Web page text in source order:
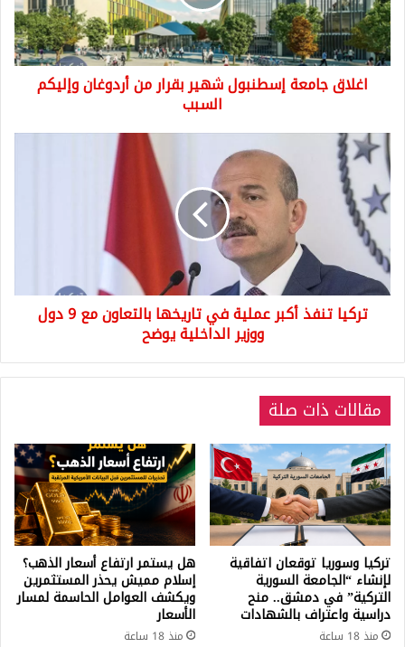
من
أردوغان
وإليكم
السبب
اغلاق جامعة إسطنبول شهير بقرار من أردوغان وإليكم
السبب
تركيا
تنفذ
أكبر
عملية
في
تاريخها
بالتعاون
مع
9
يوضح
تركيا تنفذ أكبر عملية في تاريخها بالتعاون مع 9 دول
ووزير الداخلية يوضح
مقالات ذات صلة
تركيا وسوريا توقعان اتفاقية
لإنشاء “الجامعة السورية
التركية” في دمشق.. منح
دراسية واعتراف بالشهادات
منذ 18 ساعة
هل يستمر ارتفاع أسعار الذهب؟
إسلام مميش يحذر المستثمرين
ويكشف العوامل الحاسمة لمسار
الأسعار
منذ 18 ساعة